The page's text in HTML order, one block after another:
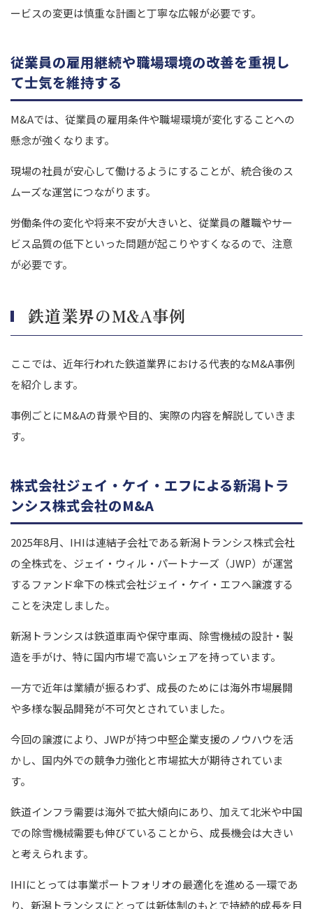
ービスの変更は慎重な計画と丁寧な広報が必要です。
従業員の雇用継続や職場環境の改善を重視し
て士気を維持する
M&Aでは、従業員の雇用条件や職場環境が変化することへの
懸念が強くなります。
現場の社員が安心して働けるようにすることが、統合後のス
ムーズな運営につながります。
労働条件の変化や将来不安が大きいと、従業員の離職やサー
ビス品質の低下といった問題が起こりやすくなるので、注意
が必要です。
鉄道業界のM&A事例
ここでは、近年行われた鉄道業界における代表的なM&A事例
を紹介します。
事例ごとにM&Aの背景や目的、実際の内容を解説していきま
す。
株式会社ジェイ・ケイ・エフによる新潟トラ
ンシス株式会社のM&A
2025年8月、IHIは連結子会社である新潟トランシス株式会社
の全株式を、ジェイ・ウィル・パートナーズ（JWP）が運営
するファンド傘下の株式会社ジェイ・ケイ・エフへ譲渡する
ことを決定しました。
新潟トランシスは鉄道車両や保守車両、除雪機械の設計・製
造を手がけ、特に国内市場で高いシェアを持っています。
一方で近年は業績が振るわず、成長のためには海外市場展開
や多様な製品開発が不可欠とされていました。
今回の譲渡により、JWPが持つ中堅企業支援のノウハウを活
かし、国内外での競争力強化と市場拡大が期待されていま
す。
鉄道インフラ需要は海外で拡大傾向にあり、加えて北米や中国
での除雪機械需要も伸びていることから、成長機会は大きい
と考えられます。
IHIにとっては事業ポートフォリオの最適化を進める一環であ
り、新潟トランシスにとっては新体制のもとで持続的成長を目